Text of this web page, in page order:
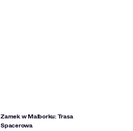
Zamek w Malborku: Trasa
Spacerowa